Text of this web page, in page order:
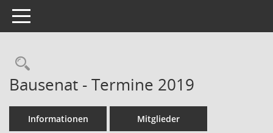
Toggle navigation
Rechercheauswahl
Bausenat - Termine 2019
Informationen Mitglieder